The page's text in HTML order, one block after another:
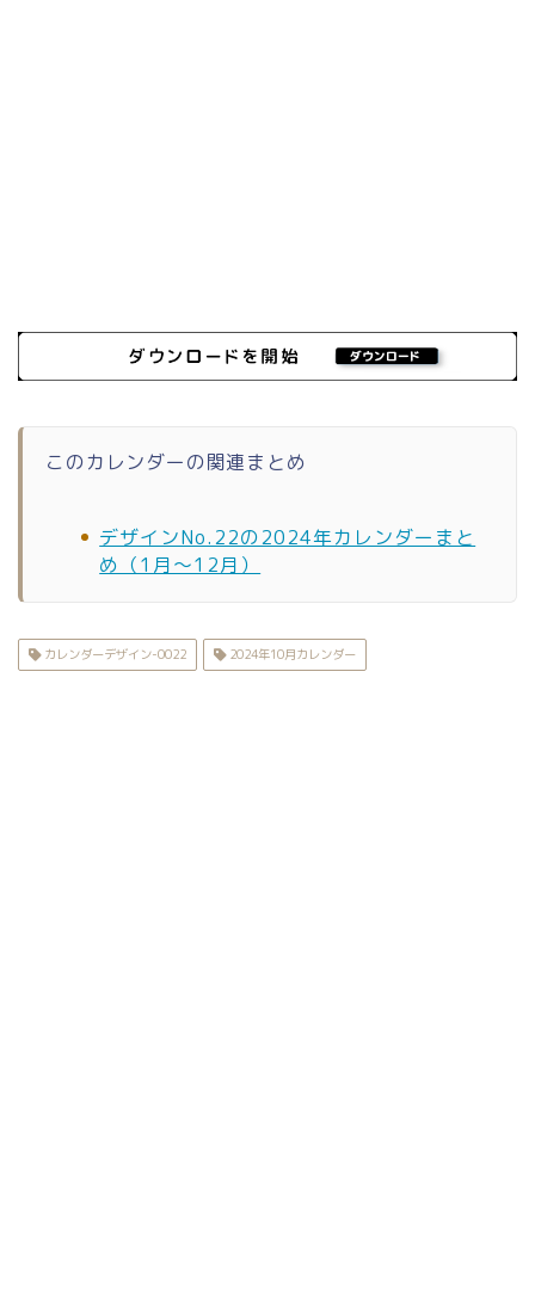
このカレンダーの関連まとめ
デザインNo.22の2024年カレンダーまと
め（1月〜12月）
カレンダーデザイン-0022 2024年10月カレンダー